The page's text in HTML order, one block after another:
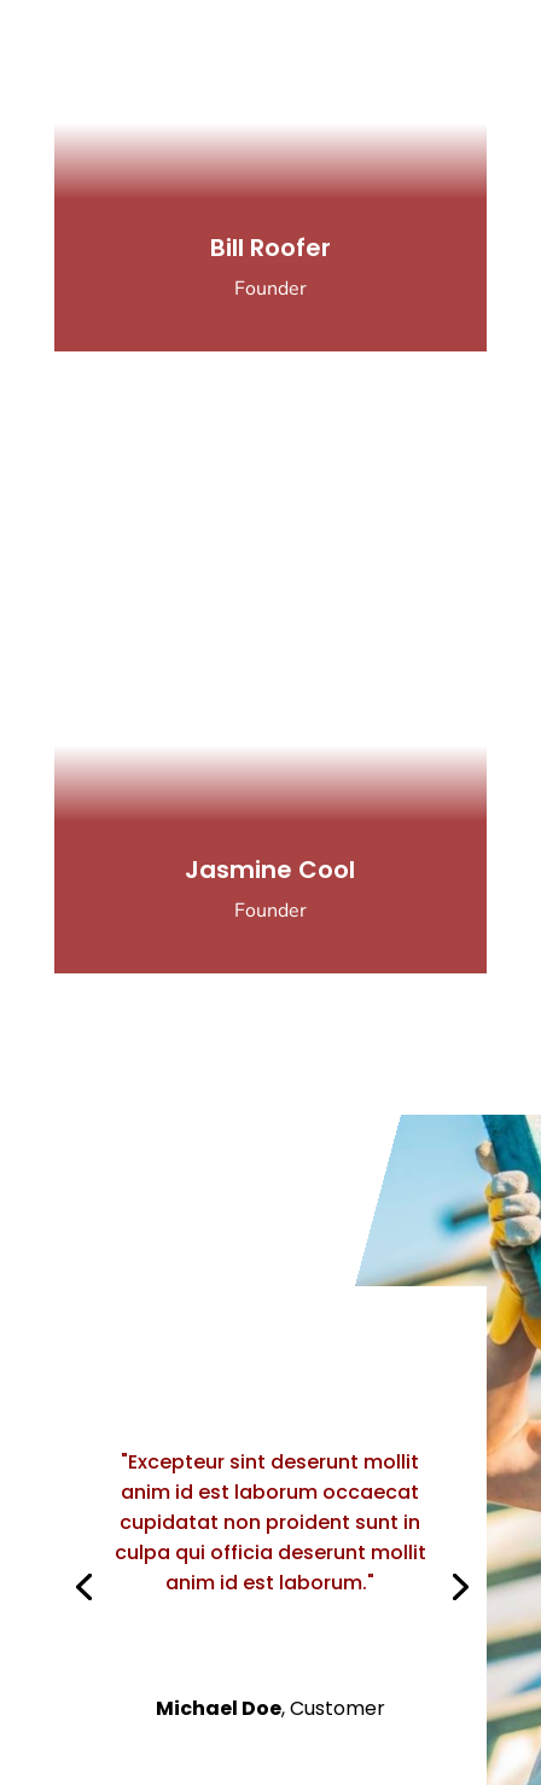
Bill Roofer
Founder
Jasmine Cool
Founder
"Excepteur sint deserunt mollit
anim id est laborum occaecat
cupidatat non proident sunt in
culpa qui officia deserunt mollit
anim id est laborum."
Michael Doe, Customer